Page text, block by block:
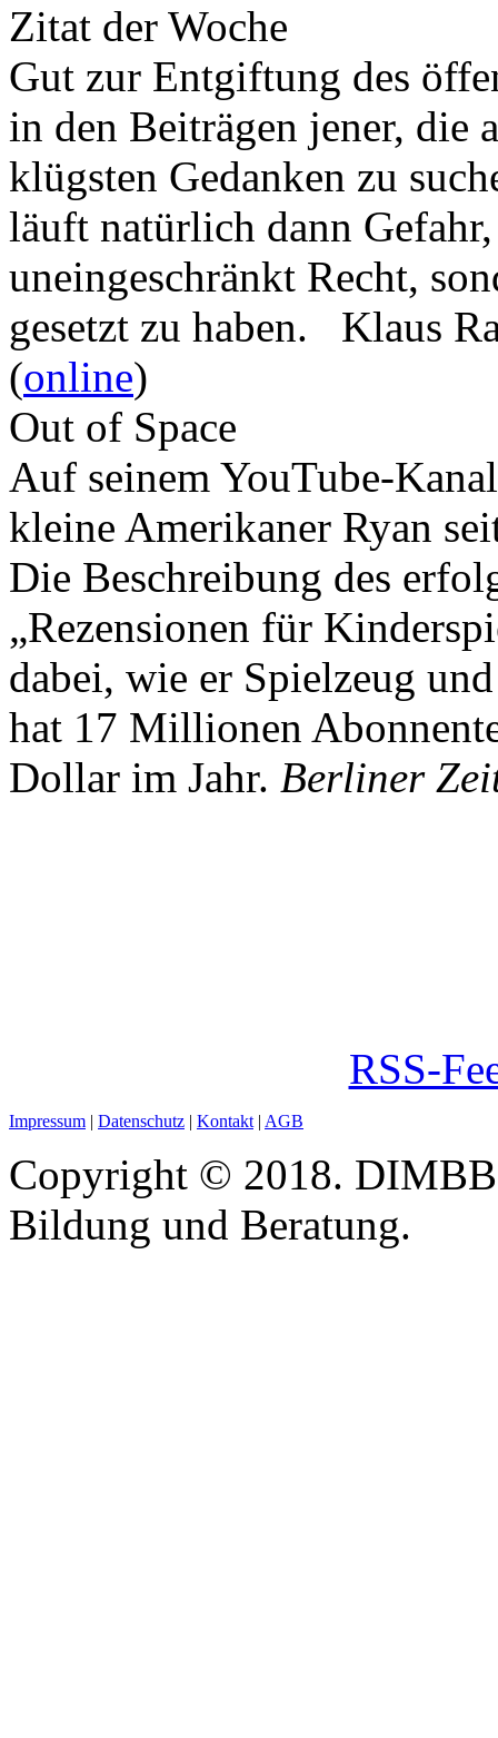
Zitat der Woche
Gut zur Entgiftung des
in den Beiträgen jener, die
klügsten Gedanken zu
läuft natürlich dann
uneingeschränkt Recht,
gesetzt zu haben. Klaus
(online)
Out of Space
Auf seinem YouTube-
kleine Amerikaner Ryan
Die Beschreibung des
„Rezensionen für
dabei, wie er Spielzeug
hat 17 Millionen
Dollar im Jahr. Berliner
RSS-
Impressum | Datenschutz | Kontakt | AGB
Copyright © 2018.
Bildung und Beratung.